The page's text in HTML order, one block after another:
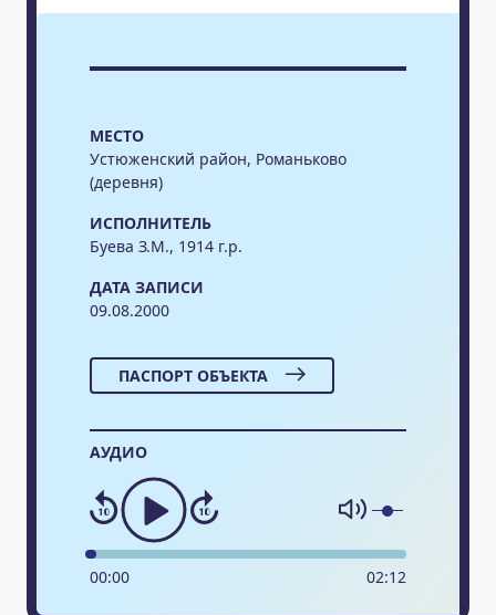
МЕСТО
Устюженский район, Романьково
(деревня)
ИСПОЛНИТЕЛЬ
Буева З.М., 1914 г.р.
ДАТА ЗАПИСИ
09.08.2000
ПАСПОРТ ОБЪЕКТА
АУДИО
00:00 02:12